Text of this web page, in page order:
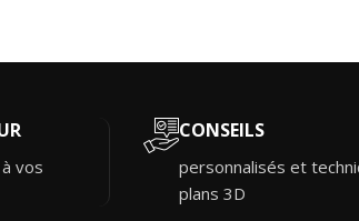
vos
CONSEILS
personnalisés et
plans 3D